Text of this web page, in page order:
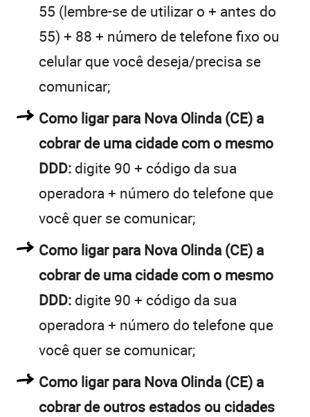
55 (lembre-se de utilizar o + antes do
55) + 88 + número de telefone fixo ou
celular que você deseja/precisa se
comunicar;
Como ligar para Nova Olinda (CE) a
cobrar de uma cidade com o mesmo
DDD: digite 90 + código da sua
operadora + número do telefone que
você quer se comunicar;
Como ligar para Nova Olinda (CE) a
cobrar de uma cidade com o mesmo
DDD: digite 90 + código da sua
operadora + número do telefone que
você quer se comunicar;
Como ligar para Nova Olinda (CE) a
cobrar de outros estados ou cidades